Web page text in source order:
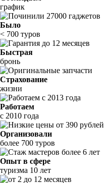
график
Было
< 700 туров
Быстрая
бронь
Страхование
жизни
Работаем
с 2010 года
Организовали
более 700 туров
Опыт в сфере
туризма 10 лет